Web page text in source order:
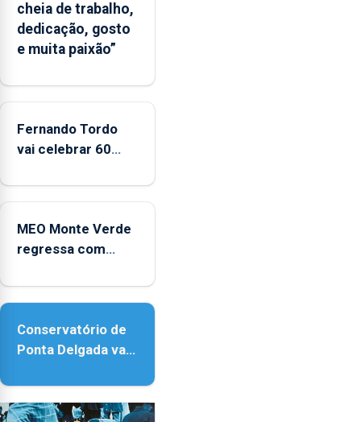
apresenta
um
“decréscimo
da
entre
2022
2025
cheia de trabalho,
dedicação, gosto
e muita paixão”
Fernando Tordo
vai celebrar 60
no Coliseu
MEO Monte Verde
regressa com
acessibilidade
Conservatório de
Ponta Delgada vai
instrumentos